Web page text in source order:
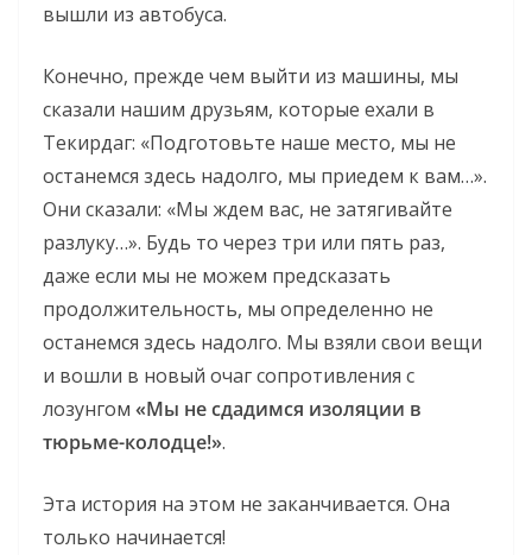
вышли из автобуса.
Конечно, прежде чем выйти из машины, мы
сказали нашим друзьям, которые ехали в
Текирдаг: «Подготовьте наше место, мы не
останемся здесь надолго, мы приедем к вам…».
Они сказали: «Мы ждем вас, не затягивайте
разлуку…». Будь то через три или пять раз,
даже если мы не можем предсказать
продолжительность, мы определенно не
останемся здесь надолго. Мы взяли свои вещи
и вошли в новый очаг сопротивления с
лозунгом «Мы не сдадимся изоляции в
тюрьме-колодце!».
Эта история на этом не заканчивается. Она
только начинается!